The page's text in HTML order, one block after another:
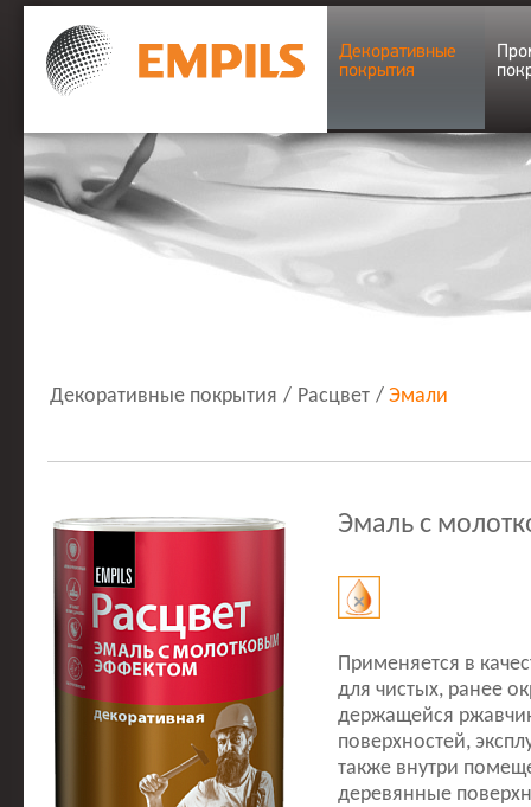
Декоративные
покрытия
Декоративные покрытия / Расцвет /Эмали
Эмаль с
Применяется в
для чистых, ранее
держащейся
поверхностей,
также внутри
деревянные